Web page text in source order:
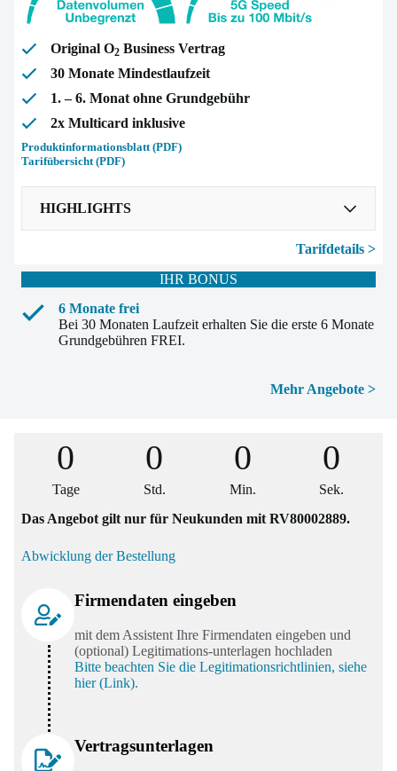
Original O2 Business Vertrag
30 Monate Mindestlaufzeit
1. – 6. Monat ohne Grundgebühr
2x Multicard inklusive
Produktinformationsblatt (PDF)
Tarifübersicht (PDF)
HIGHLIGHTS
im 5G-Netz mit bis zu100 Mbit/s
Allnet-Flat
Telefonie/SMS in alle deutschen Netze und
nach Europa
77 GB
Ländern surfen
2 Multicard inkl.
bis zu 4 Stück möglich (optional und
von Deutschland in die EU+-Zone inklusive
Onlineschutz inklusive
Tarifdetails >
IHR BONUS
6 Monate frei
Bei 30 Monaten Laufzeit erhalten Sie die erste 6 Monate
Grundgebühren FREI.
Mehr Angebote >
0
Tage
0
Std.
0
Min.
0
Sek.
Das Angebot gilt nur für Neukunden mit RV80002889.
Abwicklung der Bestellung
Firmendaten eingeben
mit dem Assistent Ihre Firmendaten eingeben und
(optional) Legitimations-unterlagen hochladen
Bitte beachten Sie die Legitimationsrichtlinien, siehe
hier (Link).
Vertragsunterlagen